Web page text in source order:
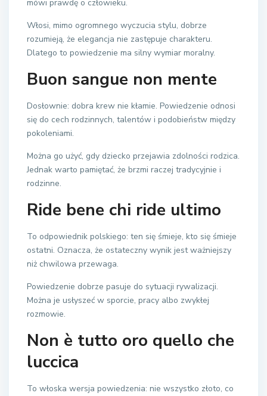
mówi prawdę o człowieku.
Włosi, mimo ogromnego wyczucia stylu, dobrze
rozumieją, że elegancja nie zastępuje charakteru.
Dlatego to powiedzenie ma silny wymiar moralny.
Buon sangue non mente
Dosłownie: dobra krew nie kłamie. Powiedzenie odnosi
się do cech rodzinnych, talentów i podobieństw między
pokoleniami.
Można go użyć, gdy dziecko przejawia zdolności rodzica.
Jednak warto pamiętać, że brzmi raczej tradycyjnie i
rodzinne.
Ride bene chi ride ultimo
To odpowiednik polskiego: ten się śmieje, kto się śmieje
ostatni. Oznacza, że ostateczny wynik jest ważniejszy
niż chwilowa przewaga.
Powiedzenie dobrze pasuje do sytuacji rywalizacji.
Można je usłyszeć w sporcie, pracy albo zwykłej
rozmowie.
Non è tutto oro quello che
luccica
To włoska wersja powiedzenia: nie wszystko złoto, co